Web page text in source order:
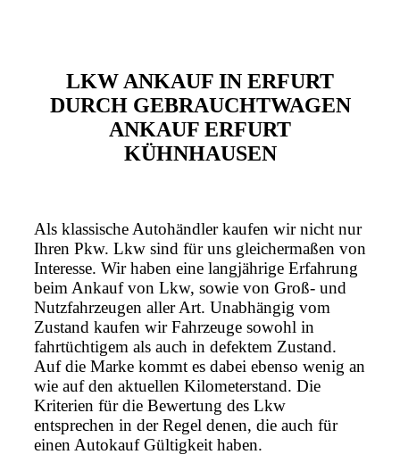
LKW ANKAUF IN ERFURT
DURCH GEBRAUCHTWAGEN
ANKAUF ERFURT
KÜHNHAUSEN
Als klassische Autohändler kaufen wir nicht nur
Ihren Pkw. Lkw sind für uns gleichermaßen von
Interesse. Wir haben eine langjährige Erfahrung
beim Ankauf von Lkw, sowie von Groß- und
Nutzfahrzeugen aller Art. Unabhängig vom
Zustand kaufen wir Fahrzeuge sowohl in
fahrtüchtigem als auch in defektem Zustand.
Auf die Marke kommt es dabei ebenso wenig an
wie auf den aktuellen Kilometerstand. Die
Kriterien für die Bewertung des Lkw
entsprechen in der Regel denen, die auch für
einen Autokauf Gültigkeit haben.